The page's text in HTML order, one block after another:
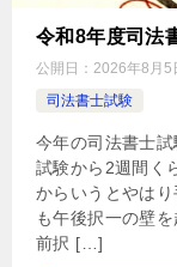
令和8年度司法
公開日： 2026年8月5
司法書士試験
今年の司法書士
試験から2週間く
からいうとやは
も午後択一の壁
前択 […]